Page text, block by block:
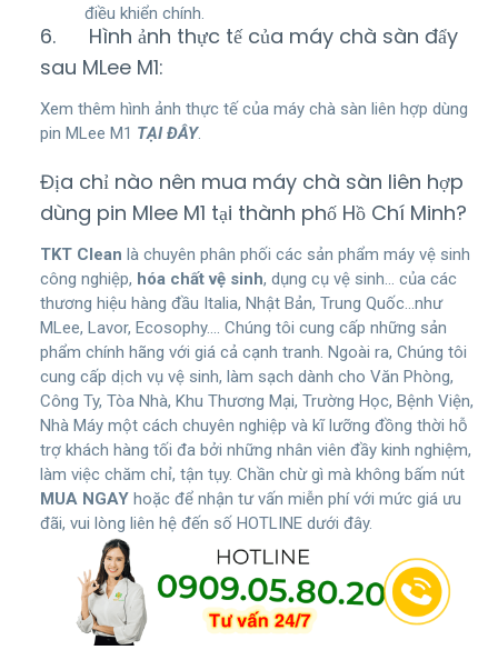
điều khiển chính.
6. Hình ảnh thực tế của máy chà sàn đẩy
sau MLee M1:
Xem thêm hình ảnh thực tế của máy chà sàn liên hợp dùng
pin MLee M1 TẠI ĐÂY.
Địa chỉ nào nên mua máy chà sàn liên hợp
dùng pin Mlee M1 tại thành phố Hồ Chí Minh?
TKT Clean là chuyên phân phối các sản phẩm máy vệ sinh
công nghiệp, hóa chất vệ sinh, dụng cụ vệ sinh… của các
thương hiệu hàng đầu Italia, Nhật Bản, Trung Quốc…như
MLee, Lavor, Ecosophy…. Chúng tôi cung cấp những sản
phẩm chính hãng với giá cả cạnh tranh. Ngoài ra, Chúng tôi
cung cấp dịch vụ vệ sinh, làm sạch dành cho Văn Phòng,
Công Ty, Tòa Nhà, Khu Thương Mại, Trường Học, Bệnh Viện,
Nhà Máy một cách chuyên nghiệp và kĩ lưỡng đồng thời hỗ
trợ khách hàng tối đa bởi những nhân viên đầy kinh nghiệm,
làm việc chăm chỉ, tận tụy. Chần chừ gì mà không bấm nút
MUA NGAY hoặc để nhận tư vấn miễn phí với mức giá ưu
đãi, vui lòng liên hệ đến số HOTLINE dưới đây.